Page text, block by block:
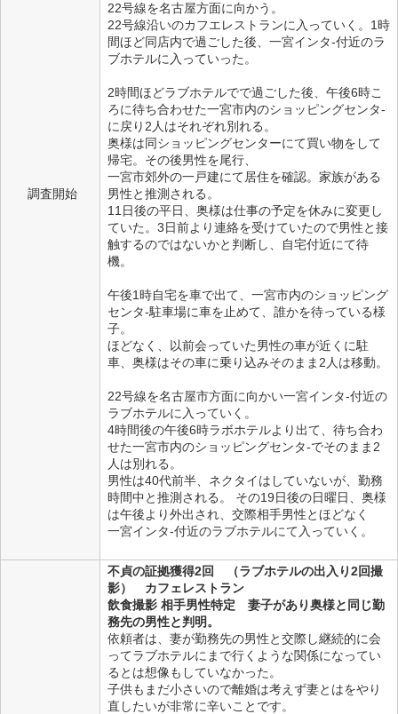
調査開始
22号線を名古屋方面に向かう。
22号線沿いのカフエレストランに入っていく。1時
間ほど同店内で過ごした後、一宮インタ-付近のラ
ブホテルに入っていった。
2時間ほどラブホテルでで過ごした後、午後6時こ
ろに待ち合わせた一宮市内のショッピングセンタ-
に戻り2人はそれぞれ別れる。
奥様は同ショッピングセンターにて買い物をして
帰宅。その後男性を尾行、
一宮市郊外の一戸建にて居住を確認。家族がある
男性と推測される。
11日後の平日、奥様は仕事の予定を休みに変更し
ていた。3日前より連絡を受けていたので男性と接
触するのではないかと判断し、自宅付近にて待
機。
午後1時自宅を車で出て、一宮市内のショッピング
センタ-駐車場に車を止めて、誰かを待っている様
子。
ほどなく、以前会っていた男性の車が近くに駐
車、奥様はその車に乗り込みそのまま2人は移動。
22号線を名古屋市方面に向かい一宮インタ-付近の
ラブホテルに入っていく。
4時間後の午後6時ラボホテルより出て、待ち合わ
せた一宮市内のショッピングセンタ-でそのまま2
人は別れる。
男性は40代前半、ネクタイはしていないが、勤務
時間中と推測される。 その19日後の日曜日、奥様
は午後より外出され、交際相手男性とほどなく
一宮インタ-付近のラブホテルにて入っていく。
不貞の証拠獲得2回 （ラブホテルの出入り2回撮
影） カフェレストラン
飲食撮影 相手男性特定 妻子があり奥様と同じ勤
務先の男性と判明。
依頼者は、妻が勤務先の男性と交際し継続的に会
ってラブホテルにまで行くような関係になってい
るとは想像もしていなかった。
子供もまだ小さいので離婚は考えず妻とはをやり
直したいが非常に辛いことです。